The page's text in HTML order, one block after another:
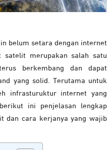
belum setara dengan internet
satelit merupakan salah satu
berkembang dan dapat
yang solid. Terutama untuk
infrasturuktur internet yang
ini penjelasan lengkap
dan cara kerjanya yang wajib